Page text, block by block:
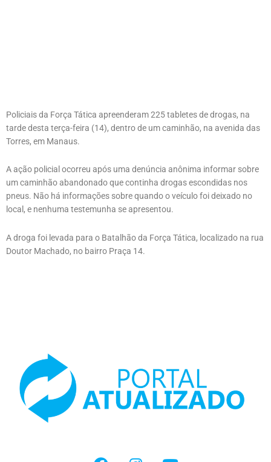
Policiais da Força Tática apreenderam 225 tabletes de drogas, na
tarde desta terça-feira (14), dentro de um caminhão, na avenida das
Torres, em Manaus.
A ação policial ocorreu após uma denúncia anônima informar sobre
um caminhão abandonado que continha drogas escondidas nos
pneus. Não há informações sobre quando o veículo foi deixado no
local, e nenhuma testemunha se apresentou.
A droga foi levada para o Batalhão da Força Tática, localizado na rua
Doutor Machado, no bairro Praça 14.